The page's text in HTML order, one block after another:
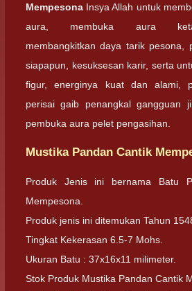
Mempesona Insya Allah untuk
aura, membuka aura
membangkitkan daya tarik pesona,
siapapun, kesuksesan karir, serta
figur, energinya kuat dan alami,
perisai gaib penangkal gangguan
pembuka aura pelet pengasihan.
Mustika Pandan Cantik
Produk Jenis ini bernama Batu
Mempesona.
Produk jenis ini ditemukan Tahun
Tingkat Kekerasan 6.5-7 Mohs.
Ukuran Batu : 37x16x11 milimeter.
Stok Produk Mustika Pandan Cantik